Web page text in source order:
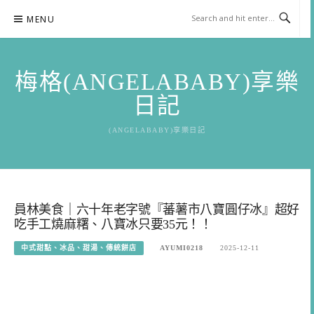
content
MENU
梅格(ANGELABABY)享樂
日記
(ANGELABABY)享樂日記
員林美食｜六十年老字號『蕃薯市八寶圓仔冰』超好
吃手工燒麻糬、八寶冰只要35元！！
中式甜點、冰品、甜湯、傳統餅店 AYUMI0218 2025-12-11